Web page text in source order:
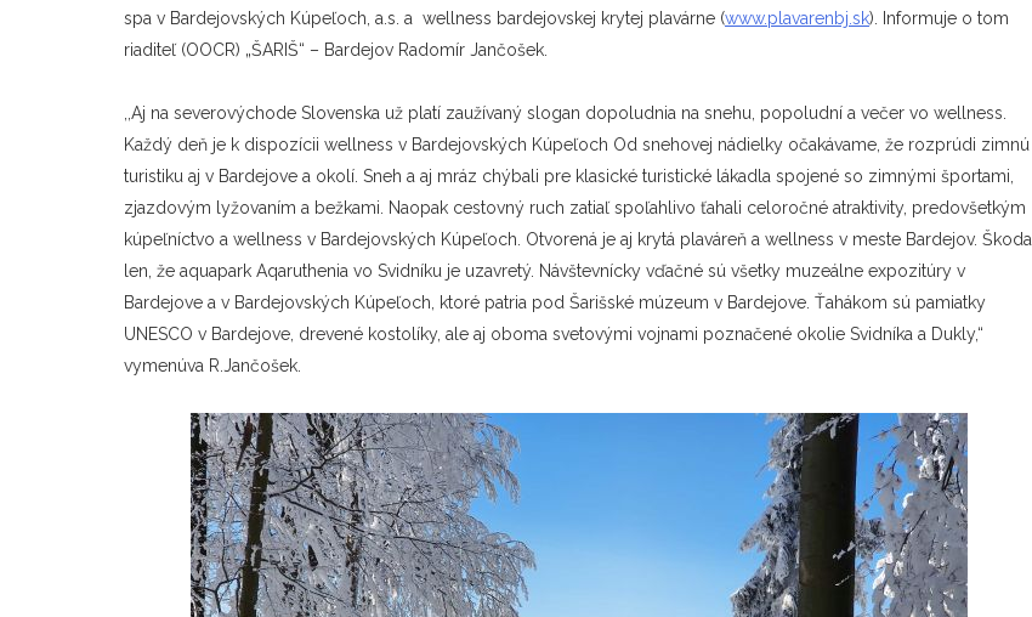
spa v Bardejovských Kúpeľoch, a.s. a wellness bardejovskej krytej plavárne (www.plavarenbj.sk). Informuje o tom
riaditeľ (OOCR) „ŠARIŠ“ – Bardejov Radomír Jančošek.
,,Aj na severovýchode Slovenska už platí zaužívaný slogan dopoludnia na snehu, popoludní a večer vo wellness.
Každý deň je k dispozícii wellness v Bardejovských Kúpeľoch Od snehovej nádielky očakávame, že rozprúdi zimnú
turistiku aj v Bardejove a okolí. Sneh a aj mráz chýbali pre klasické turistické lákadla spojené so zimnými športami,
zjazdovým lyžovaním a bežkami. Naopak cestovný ruch zatiaľ spoľahlivo ťahali celoročné atraktivity, predovšetkým
kúpeľníctvo a wellness v Bardejovských Kúpeľoch. Otvorená je aj krytá plaváreň a wellness v meste Bardejov. Škoda
len, že aquapark Aqaruthenia vo Svidníku je uzavretý. Návštevnícky vďačné sú všetky muzeálne expozitúry v
Bardejove a v Bardejovských Kúpeľoch, ktoré patria pod Šarišské múzeum v Bardejove. Ťahákom sú pamiatky
UNESCO v Bardejove, drevené kostolíky, ale aj oboma svetovými vojnami poznačené okolie Svidníka a Dukly,“
vymenúva R.Jančošek.